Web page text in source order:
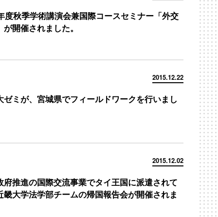
度秋季学術講演会兼国際コースセミナー「外交
が開催されました。
2015.12.22
ゼミが、宮城県でフィールドワークを行いまし
2015.12.02
府推進の国際交流事業でタイ王国に派遣されて
畿大学法学部チームの帰国報告会が開催されま